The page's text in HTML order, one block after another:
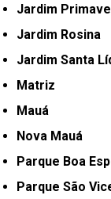
Jardim
Jardim Rosina
Jardim Santa
Matriz
Mauá
Nova Mauá
Parque Boa
Parque São